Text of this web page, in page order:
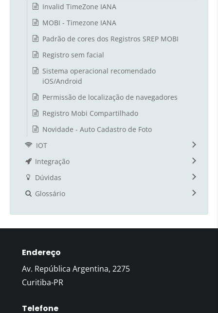
Invalid TimeZone IANA
MOBI - Timezone IANA
Padrão de cores dos Registros SREP MOBI
Registro sem facial
Sistema operacional recomendado
iOS/Android
Permissão de localização de navegadores
Registro Mobi Compartilhado
Novidade - Auto Cadastro de Foto
IOT
Integração
Dúvidas
Glossário
Endereço
Av. República Argentina, 2275
Curitiba-PR
Telefone